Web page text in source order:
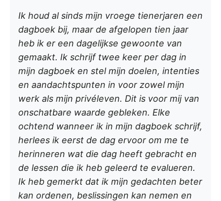
Ik houd al sinds mijn vroege tienerjaren een
dagboek bij, maar de afgelopen tien jaar
heb ik er een dagelijkse gewoonte van
gemaakt. Ik schrijf twee keer per dag in
mijn dagboek en stel mijn doelen, intenties
en aandachtspunten in voor zowel mijn
werk als mijn privéleven. Dit is voor mij van
onschatbare waarde gebleken. Elke
ochtend wanneer ik in mijn dagboek schrijf,
herlees ik eerst de dag ervoor om me te
herinneren wat die dag heeft gebracht en
de lessen die ik heb geleerd te evalueren.
Ik heb gemerkt dat ik mijn gedachten beter
kan ordenen, beslissingen kan nemen en